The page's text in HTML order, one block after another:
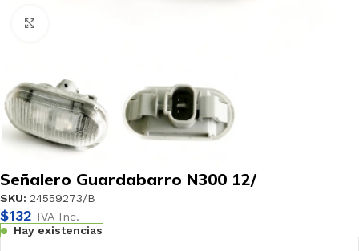
Señalero Guardabarro N300 12/
SKU: 24559273/B
$132 IVA Inc.
Hay existencias